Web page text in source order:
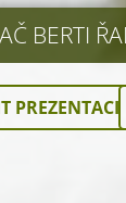
BERTI
PREZENTACI